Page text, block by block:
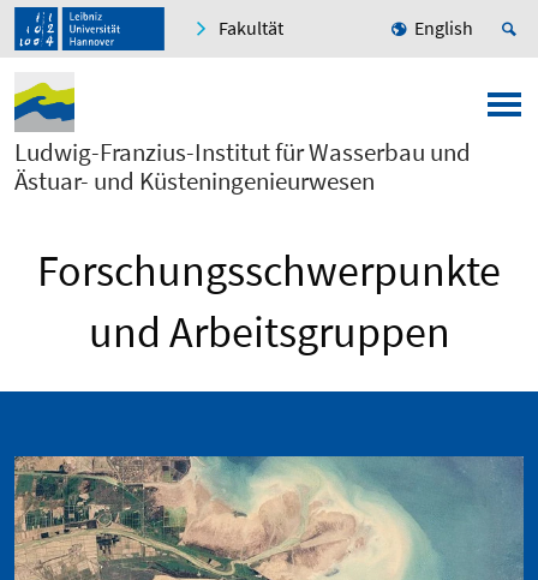
Fakultät English
Ludwig-Franzius-Institut für Wasserbau und
Ästuar- und Küsteningenieurwesen
Forschungsschwerpunkte
und Arbeitsgruppen